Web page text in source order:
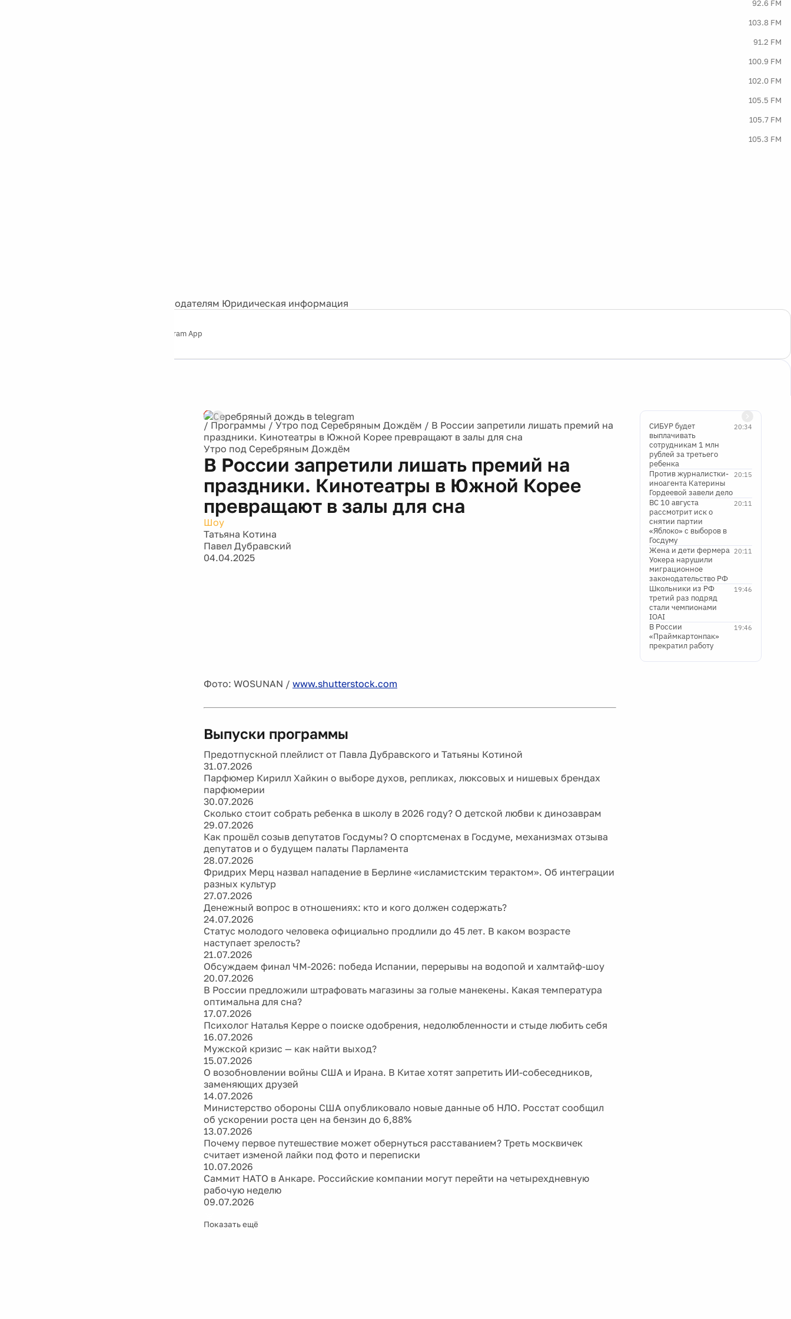
92.6 FM
103.8 FM
91.2 FM
100.9 FM
102.0 FM
105.5 FM
105.7 FM
105.3 FM
Рекламодателям Юридическая информация
Telegram App
/ Программы / Утро под Серебряным Дождём / В России запретили лишать премий на
праздники. Кинотеатры в Южной Корее превращают в залы для сна
Утро под Серебряным Дождём
В России запретили лишать премий на
праздники. Кинотеатры в Южной Корее
превращают в залы для сна
Шоу
Татьяна Котина
Павел Дубравский
04.04.2025
Фото: WOSUNAN / www.shutterstock.com
Выпуски программы
Предотпускной плейлист от Павла Дубравского и Татьяны Котиной
31.07.2026
Парфюмер Кирилл Хайкин о выборе духов, репликах, люксовых и нишевых брендах
парфюмерии
30.07.2026
Сколько стоит собрать ребенка в школу в 2026 году? О детской любви к динозаврам
29.07.2026
Как прошёл созыв депутатов Госдумы? О спортсменах в Госдуме, механизмах отзыва
депутатов и о будущем палаты Парламента
28.07.2026
Фридрих Мерц назвал нападение в Берлине «исламистским терактом». Об интеграции
разных культур
27.07.2026
Денежный вопрос в отношениях: кто и кого должен содержать?
24.07.2026
Статус молодого человека официально продлили до 45 лет. В каком возрасте
наступает зрелость?
21.07.2026
Обсуждаем финал ЧМ-2026: победа Испании, перерывы на водопой и халмтайф-шоу
20.07.2026
В России предложили штрафовать магазины за голые манекены. Какая температура
оптимальна для сна?
17.07.2026
Психолог Наталья Керре о поиске одобрения, недолюбленности и стыде любить себя
16.07.2026
Мужской кризис — как найти выход?
15.07.2026
О возобновлении войны США и Ирана. В Китае хотят запретить ИИ-собеседников,
заменяющих друзей
14.07.2026
Министерство обороны США опубликовало новые данные об НЛО. Росстат сообщил
об ускорении роста цен на бензин до 6,88%
13.07.2026
Почему первое путешествие может обернуться расставанием? Треть москвичек
считает изменой лайки под фото и переписки
10.07.2026
Саммит НАТО в Анкаре. Российские компании могут перейти на четырехдневную
рабочую неделю
09.07.2026
Показать ещё
20:34
СИБУР будет
выплачивать
сотрудникам 1 млн
рублей за третьего
ребенка
20:15
Против журналистки-
иноагента Катерины
Гордеевой завели дело
20:11
ВС 10 августа
рассмотрит иск о
снятии партии
«Яблоко» с выборов в
Госдуму
20:11
Жена и дети фермера
Уокера нарушили
миграционное
законодательство РФ
19:46
Школьники из РФ
третий раз подряд
стали чемпионами
IOAI
19:46
В России
«Праймкартонпак»
прекратил работу